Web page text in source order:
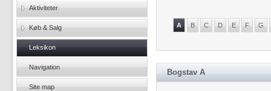
A B C D E F G
Bogstav A
Aktiviteter
Køb & Salg
Leksikon
Navigation
Site map